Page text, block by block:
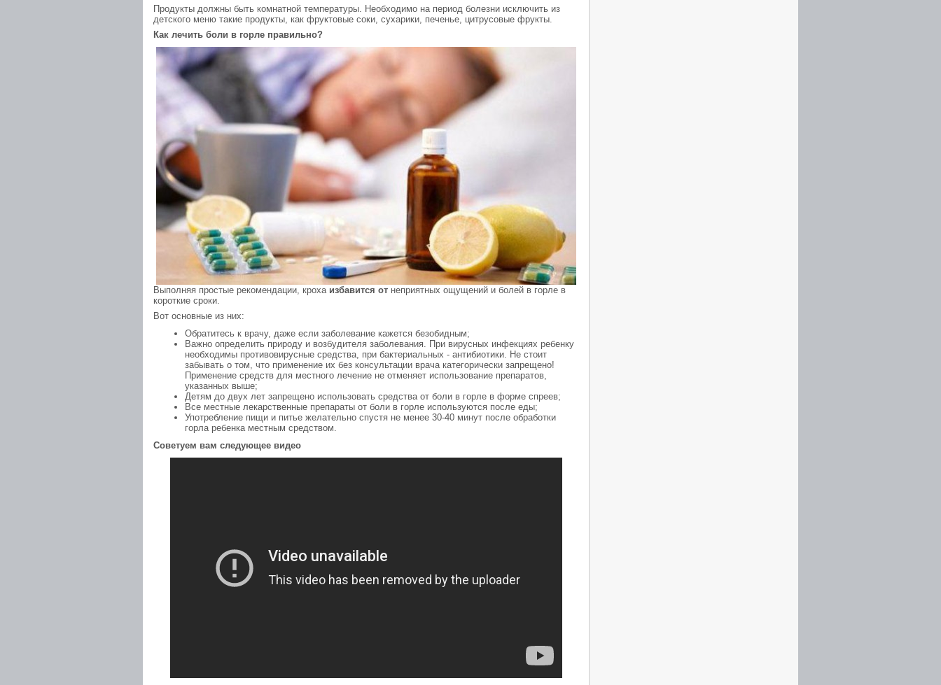
Продукты должны быть комнатной температуры. Необходимо на период болезни исключить из
детского меню такие продукты, как фруктовые соки, сухарики, печенье, цитрусовые фрукты.
Как лечить боли в горле правильно?
Выполняя простые рекомендации, кроха избавится от неприятных ощущений и болей в горле в
короткие сроки.
Вот основные из них:
Обратитесь к врачу, даже если заболевание кажется безобидным;
Важно определить природу и возбудителя заболевания. При вирусных инфекциях ребенку
необходимы противовирусные средства, при бактериальных - антибиотики. Не стоит
забывать о том, что применение их без консультации врача категорически запрещено!
Применение средств для местного лечение не отменяет использование препаратов,
указанных выше;
Детям до двух лет запрещено использовать средства от боли в горле в форме спреев;
Все местные лекарственные препараты от боли в горле используются после еды;
Употребление пищи и питье желательно спустя не менее 30-40 минут после обработки
горла ребенка местным средством.
Советуем вам следующее видео